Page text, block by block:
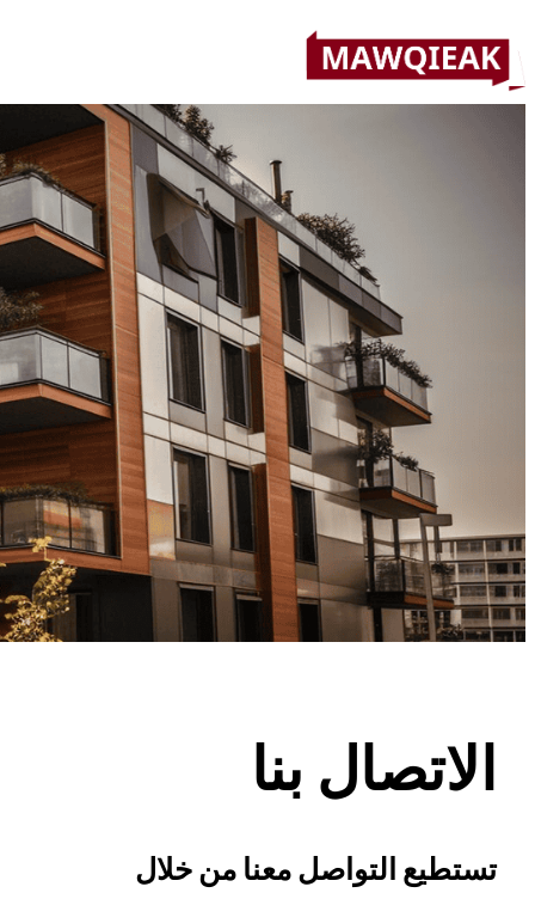
الاتصال بنا
تستطيع التواصل معنا من خلال